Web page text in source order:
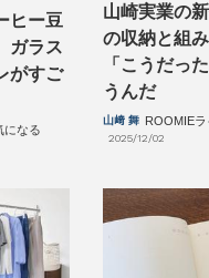
ヒー豆
ガラス
がすご
になる
山崎実業の
の収納と組
「こうだっ
うんだ
山﨑 舞 ROOMIE
2025/12/02